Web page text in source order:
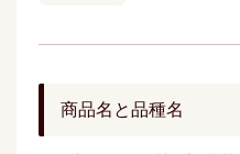
商品名と品種名